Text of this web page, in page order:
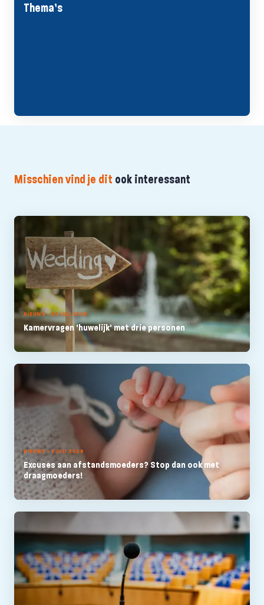
Thema’s
Misschien vind je dit ook interessant
NIEUWS - 20 JULI 2026
Kamervragen 'huwelijk' met drie personen
NIEUWS - 2 JULI 2026
Excuses aan afstandsmoeders? Stop dan ook met
draagmoeders!